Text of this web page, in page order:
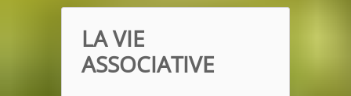
LA VIE
ASSOCIATIVE